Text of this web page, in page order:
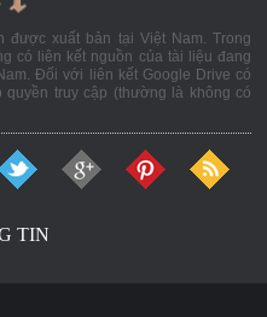
xuất bản tại Việt Nam. Trong
có liên kết nguồn của tài liệu đang
Đối với liên kết Google Drive có
truy cập (thường là không có
TIN